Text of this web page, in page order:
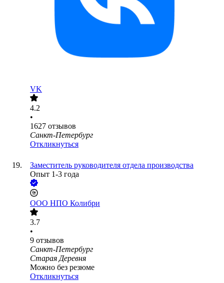
VK
4.2
•
1627 отзывов
Санкт-Петербург
Откликнуться
Заместитель руководителя отдела производства
Опыт 1-3 года
ООО НПО Колибри
3.7
•
9 отзывов
Санкт-Петербург
Старая Деревня
Можно без резюме
Откликнуться